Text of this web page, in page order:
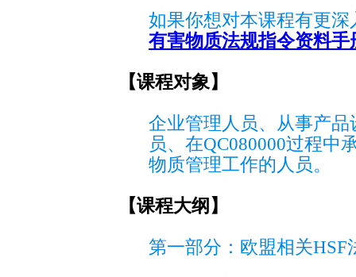
如果你想对本课程有更
有害物质法规指令资料手
【课程对象】
企业管理人员、从事产
员、在QC080000过程中
物质管理工作的人员。
【课程大纲】
第一部分：欧盟相关HSF